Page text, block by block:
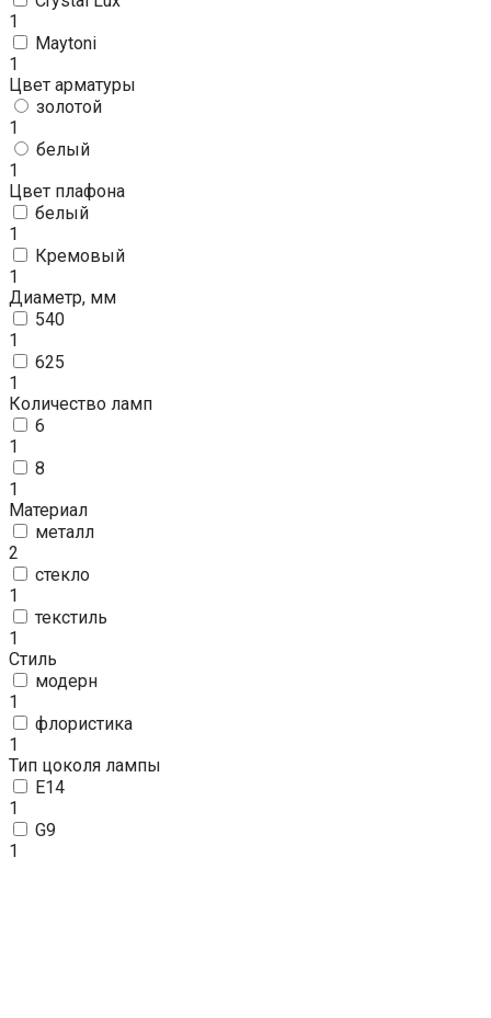
1
Maytoni
1
Цвет арматуры
золотой
1
белый
1
Цвет плафона
белый
1
Кремовый
1
Диаметр, мм
540
1
625
1
Количество ламп
6
1
8
1
Материал
металл
2
стекло
1
текстиль
1
Стиль
модерн
1
флористика
1
Тип цоколя лампы
E14
1
G9
1